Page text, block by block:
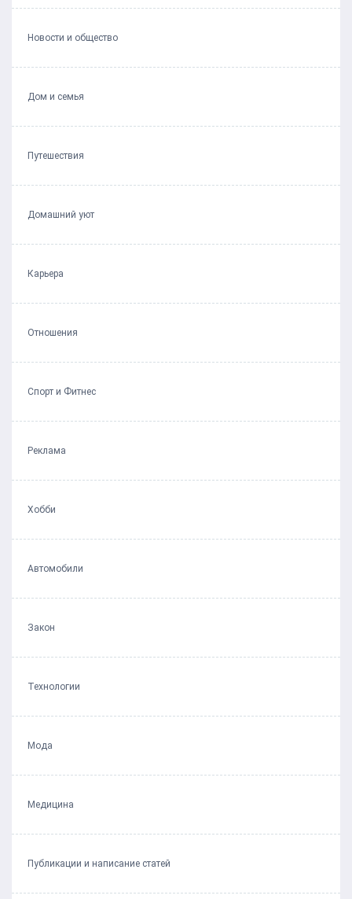
Новости и общество
Дом и семья
Путешествия
Домашний уют
Карьера
Отношения
Спорт и Фитнес
Реклама
Хобби
Автомобили
Закон
Технологии
Мода
Медицина
Публикации и написание статей